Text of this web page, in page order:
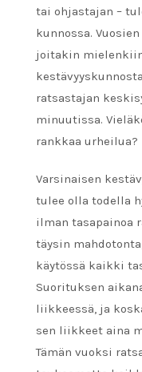
tai ohjastajan –
kunnossa.
joitakin
ratsastajan
minuutissa.
rankkaa urheilua?
Varsinaisen
tulee olla todella
ilman tasapainoa
täysin
käytössä kaikki
Suorituksen
liikkeessä, ja
sen liikkeet aina
Tämän vuoksi